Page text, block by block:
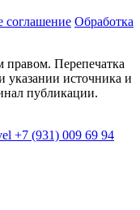
соглашение Обработка
Перепечатка
указании источника и
публикации.
+7 (931) 009 69 94